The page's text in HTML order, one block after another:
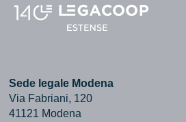
Sede legale Modena
Via Fabriani, 120
41121 Modena